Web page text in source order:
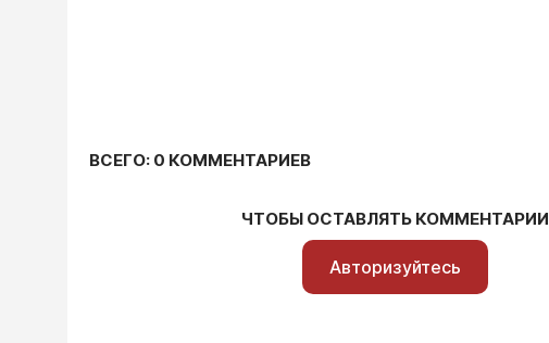
ВСЕГО: 0 КОММЕНТАРИЕВ
ЧТОБЫ ОСТАВЛЯТЬ КОММЕНТАРИИ
Авторизуйтесь